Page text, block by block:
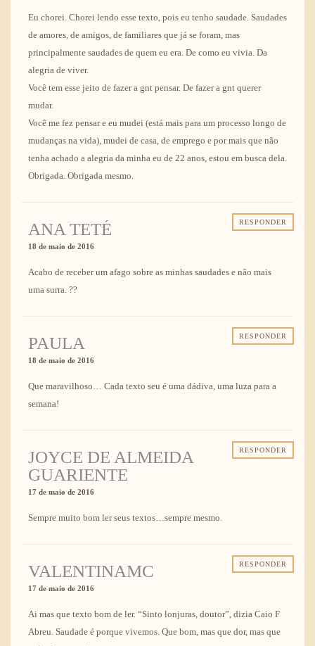
Eu chorei. Chorei lendo esse texto, pois eu tenho saudade. Saudades
de amores, de amigos, de familiares que já se foram, mas
principalmente saudades de quem eu era. De como eu vivia. Da
alegria de viver.
Você tem esse jeito de fazer a gnt pensar. De fazer a gnt querer
mudar.
Você me fez pensar e eu mudei (está mais para um processo longo de
mudanças na vida), mudei de casa, de emprego e por mais que não
tenha achado a alegria da minha eu de 22 anos, estou em busca dela.
Obrigada. Obrigada mesmo.
RESPONDER
ANA TETÉ
18 de maio de 2016
Acabo de receber um afago sobre as minhas saudades e não mais
uma surra. ??
RESPONDER
PAULA
18 de maio de 2016
Que maravilhoso… Cada texto seu é uma dádiva, uma luza para a
semana!
RESPONDER
JOYCE DE ALMEIDA
GUARIENTE
17 de maio de 2016
Sempre muito bom ler seus textos…sempre mesmo.
RESPONDER
VALENTINAMC
17 de maio de 2016
Ai mas que texto bom de ler. “Sinto lonjuras, doutor”, dizia Caio F
Abreu. Saudade é porque vivemos. Que bom, mas que dor, mas que